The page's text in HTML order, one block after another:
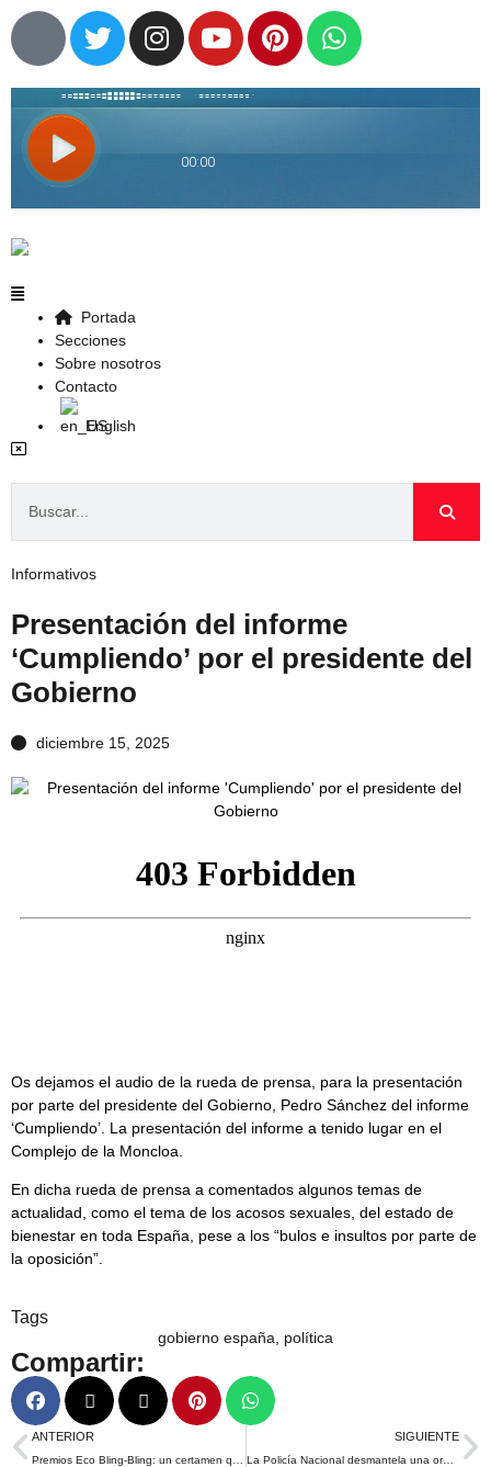
Portada
Secciones
Sobre nosotros
Contacto
English
Informativos
Presentación del informe
‘Cumpliendo’ por el presidente del
Gobierno
diciembre 15, 2025
Os dejamos el audio de la rueda de prensa, para la presentación
por parte del presidente del Gobierno, Pedro Sánchez del informe
‘Cumpliendo’. La presentación del informe a tenido lugar en el
Complejo de la Moncloa.
En dicha rueda de prensa a comentados algunos temas de
actualidad, como el tema de los acosos sexuales, del estado de
bienestar en toda España, pese a los “bulos e insultos por parte de
la oposición”.
Tags
gobierno españa política
Compartir:
ANTERIOR SIGUIENTE
La Policía Nacional desmantela una organización criminal dedicada al tráfico de drogas orientada a su almacenamiento y distribución